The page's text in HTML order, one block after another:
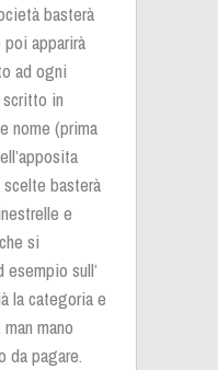
basterà
apparirà
ad ogni
in
nome (prima
basterà
e
si
sull’
la categoria e
mano
da pagare.